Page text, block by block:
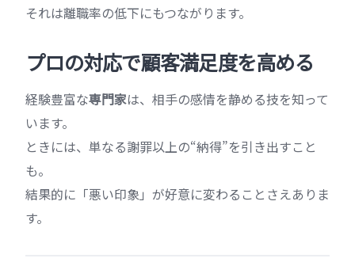
それは離職率の低下にもつながります。
プロの対応で顧客満足度を高める
経験豊富な専門家は、相手の感情を静める技を知って
います。
ときには、単なる謝罪以上の“納得”を引き出すこと
も。
結果的に「悪い印象」が好意に変わることさえありま
す。